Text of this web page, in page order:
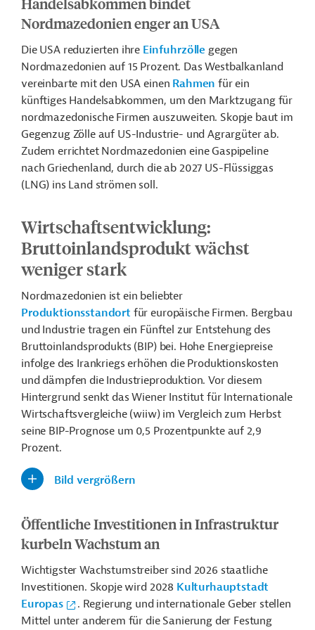
Nordmazedonien enger an USA
Die USA reduzierten ihre Einfuhrzölle gegen
Nordmazedonien auf 15 Prozent. Das Westbalkanland
vereinbarte mit den USA einen Rahmen für ein
künftiges Handelsabkommen, um den Marktzugang für
nordmazedonische Firmen auszuweiten. Skopje baut im
Gegenzug Zölle auf US-Industrie- und Agrargüter ab.
Zudem errichtet Nordmazedonien eine Gaspipeline
nach Griechenland, durch die ab 2027 US-Flüssiggas
(LNG) ins Land strömen soll.
Wirtschaftsentwicklung:
Bruttoinlandsprodukt wächst
weniger stark
Nordmazedonien ist ein beliebter
Produktionsstandort für europäische Firmen. Bergbau
und Industrie tragen ein Fünftel zur Entstehung des
Bruttoinlandsprodukts (BIP) bei. Hohe Energiepreise
infolge des Irankriegs erhöhen die Produktionskosten
und dämpfen die Industrieproduktion.Vor diesem
Hintergrund senkt das Wiener Institut für Internationale
Wirtschaftsvergleiche (wiiw) im Vergleich zum Herbst
seine BIP-Prognose um 0,5 Prozentpunkte auf 2,9
Prozent.
Bild vergrößern
Öffentliche Investitionen in Infrastruktur
kurbeln Wachstum an
Wichtigster Wachstumstreiber sind 2026 staatliche
Investitionen. Skopje wird 2028 Kulturhauptstadt
Europas
. Regierung und internationale Geber stellen
Mittel unter anderem für die Sanierung der Festung